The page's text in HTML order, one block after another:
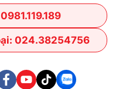
024.38254756